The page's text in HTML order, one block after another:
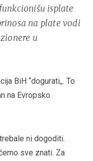
isplate
na plate vodi
u
BiH “dogurati,,. To
na Evropsko
ni dogoditi.
sve znati. Za